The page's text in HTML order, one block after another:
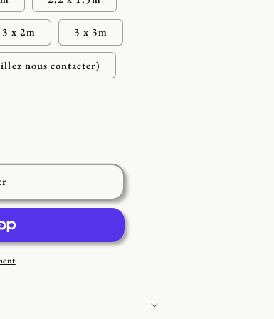
3 x 2m 3 x 3m
nous contacter)